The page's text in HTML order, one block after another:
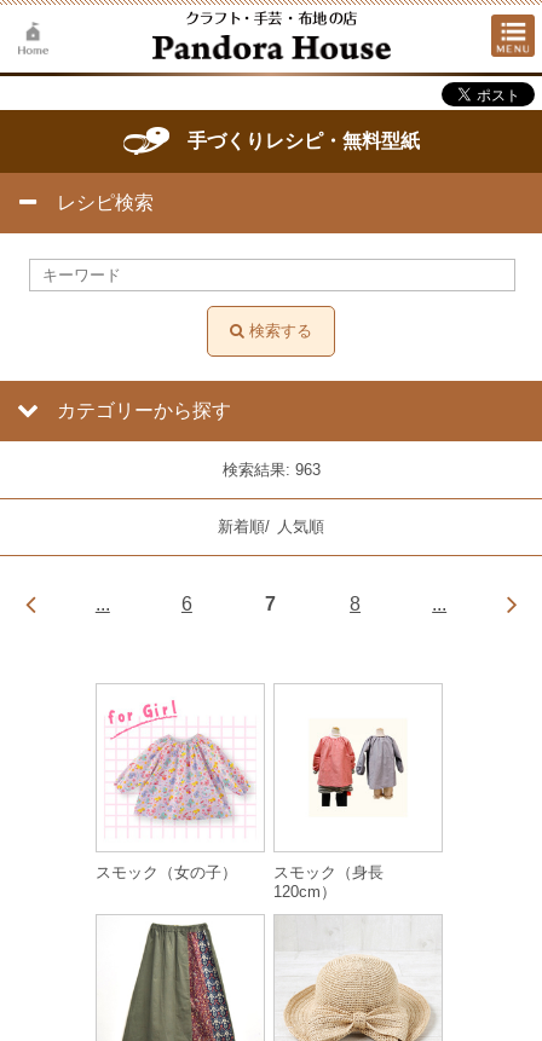
手づくりレシピ・無料型紙
レシピ検索
検索する
カテゴリーから探す
検索結果: 963
新着順/ 人気順
... 6 7 8 ...
スモック（女の子）
スモック（身長
120cm）